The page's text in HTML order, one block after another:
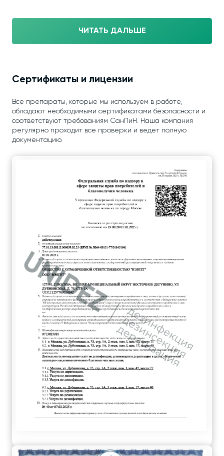
ЧИТАТЬ ДАЛЬШЕ
Сертификаты и лицензии
Все препараты, которые мы используем в работе,
обладают необходимыми сертификатами безопасности и
соответствуют требованиям СанПиН. Наша компания
регулярно проходит все проверки и ведет полную
документацию.